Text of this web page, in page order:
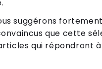
suggérons
que cette
qui répondront